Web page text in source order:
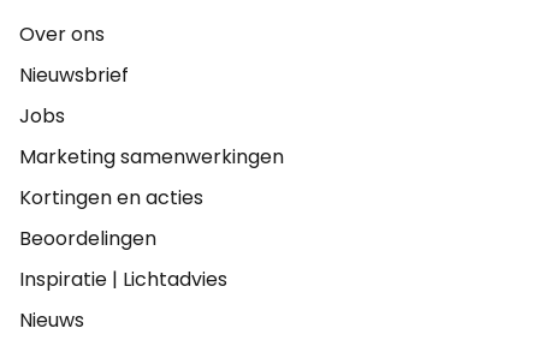
Over ons
Nieuwsbrief
Jobs
Marketing samenwerkingen
Kortingen en acties
Beoordelingen
Inspiratie | Lichtadvies
Nieuws